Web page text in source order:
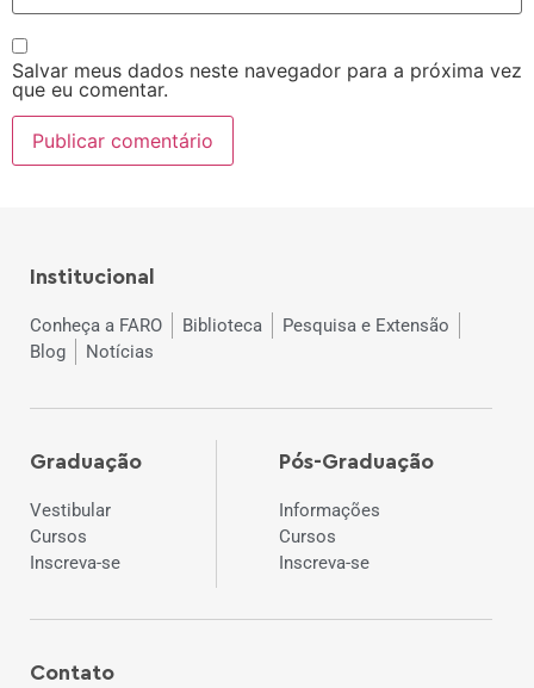
Salvar meus dados neste navegador para a próxima vez
que eu comentar.
Institucional
Conheça a FARO Biblioteca
Pesquisa e Extensão
Blog
Notícias
Graduação
Vestibular
Cursos
Inscreva-se
Pós-Graduação
Informações
Cursos
Inscreva-se
Contato